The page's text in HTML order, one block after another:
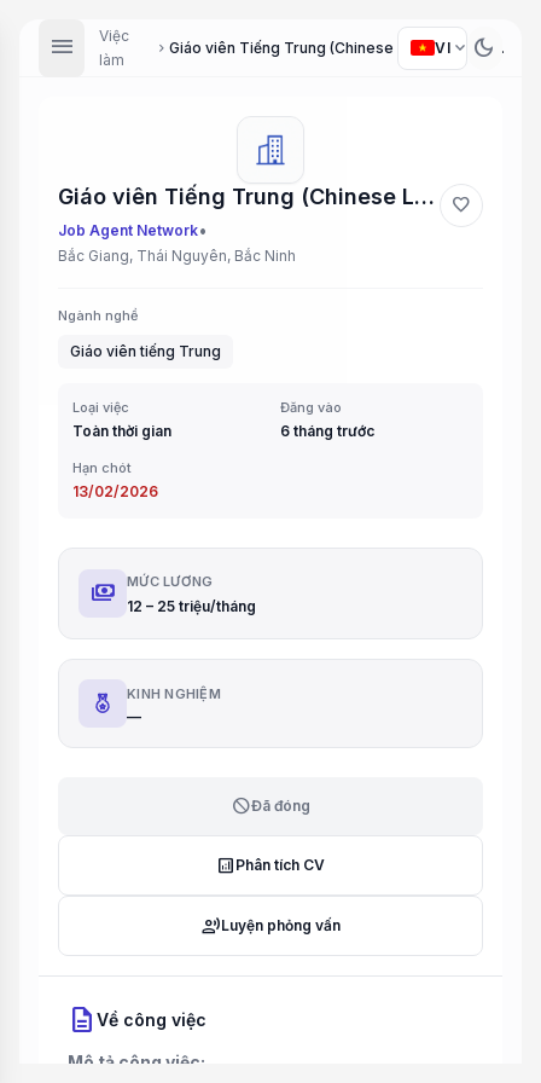
menu
Việc
làm
chevron_right Giáo viên Tiếng Trung (Chinese Language Teacher)
VI expand_more dark_mode
Giáo viên Tiếng Trung (Chinese Language Teacher)
Job Agent Network•
Bắc Giang, Thái Nguyên, Bắc Ninh
favorite
Ngành nghề
Giáo viên tiếng Trung
Loại việc
Toàn thời gian
Đăng vào
6 tháng trước
Hạn chót
13/02/2026
payments MỨC LƯƠNG
12 – 25 triệu/tháng
KINH NGHIỆM
—
blockĐã đóng
analytics Phân tích CV
record_voice_overLuyện phỏng vấn
description Về công việc
Mô tả công việc: